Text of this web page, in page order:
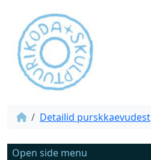
Detailid purskkaevudest
Open side menu